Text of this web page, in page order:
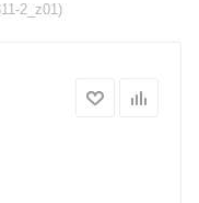
2_z01)